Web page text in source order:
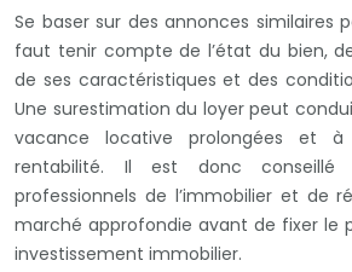
Se baser sur des annonces similaires
faut tenir compte de l’état du bien,
de ses caractéristiques et des
Une surestimation du loyer peut
vacance locative prolongées et
rentabilité. Il est donc conseillé
professionnels de l’immobilier et de
marché approfondie avant de fixer le
investissement immobilier.